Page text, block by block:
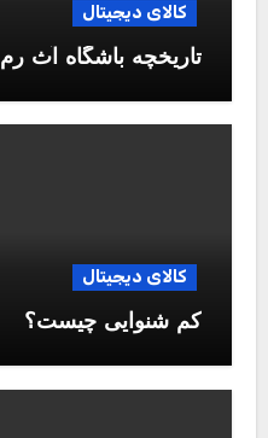
کالای دیجیتال
تاریخچه باشگاه آث رم
کالای دیجیتال
کم شنوایی چیست؟